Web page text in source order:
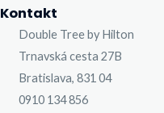
Kontakt
Double Tree by Hilton
Trnavská cesta 27B
Bratislava, 831 04
0910 134 856